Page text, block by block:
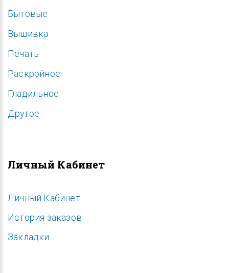
Бытовые
Вышивка
Печать
Раскройное
Гладильное
Другое
Личный Кабинет
Личный Кабинет
История заказов
Закладки